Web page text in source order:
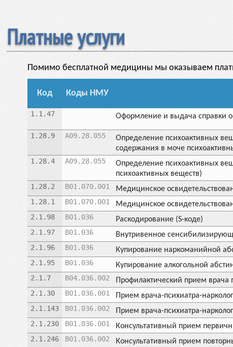
Платные услуги
Помимо бесплатной медицины мы оказываем
Код Коды НМУ
1.1.47 Оформление и выдача справки о
1.28.9 A09.28.055
Определение психоактивных
содержания в моче
1.28.4 A09.28.055
Определение психоактивных
психоактивных веществ)
1.28.2 B01.070.001 Медицинское
1.28.1
B01.070.001 Медицинское
2.1.98
B01.036 Раскодирование (S-коде)
2.1.97
B01.036 Внутривенное
2.1.96
B01.036 Купирование наркоманийной
2.1.95
B01.036 Купирование алкогольной
2.1.7
B04.036.002 Профилактический прием врача
2.1.30
B01.036.001 Прием врача-психиатра-
2.1.143
B01.036.002 Прием врача-психиатра-
2.1.230
B01.036.001 Консультативный прием
2.1.246
B01.036.002 Консультативный прием